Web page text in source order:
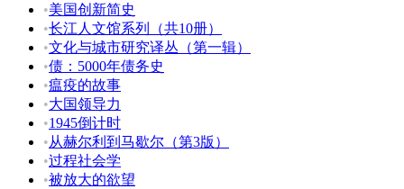
•美国创新简史
•长江人文馆系列（共10册）
•文化与城市研究译丛（第一辑）
•债：5000年债务史
•瘟疫的故事
•大国领导力
•1945倒计时
•从赫尔利到马歇尔（第3版）
•过程社会学
•被放大的欲望